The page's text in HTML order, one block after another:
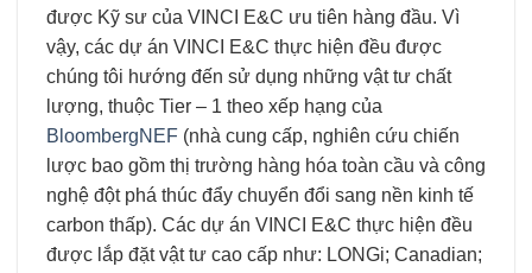
được Kỹ sư của VINCI E&C ưu tiên hàng đầu. Vì
vậy, các dự án VINCI E&C thực hiện đều được
chúng tôi hướng đến sử dụng những vật tư chất
lượng, thuộc Tier – 1 theo xếp hạng của
BloombergNEF (nhà cung cấp, nghiên cứu chiến
lược bao gồm thị trường hàng hóa toàn cầu và công
nghệ đột phá thúc đẩy chuyển đổi sang nền kinh tế
carbon thấp). Các dự án VINCI E&C thực hiện đều
được lắp đặt vật tư cao cấp như: LONGi; Canadian;